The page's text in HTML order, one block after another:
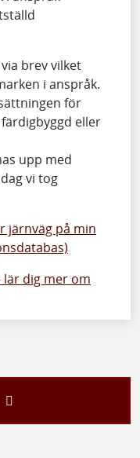
brev vilket
i anspråk.
för
eller
upp med
vi tog
järnväg på min
lär dig mer om